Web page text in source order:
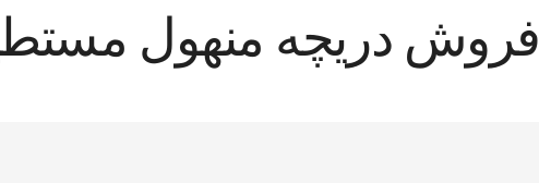
فروش دریچه منهول